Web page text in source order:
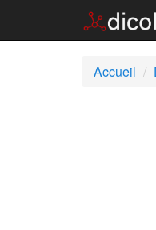
Accueil